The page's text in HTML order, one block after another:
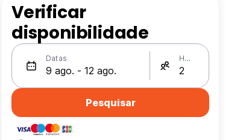
Verificar
disponibilidade
Datas Hóspedes
Pesquisar